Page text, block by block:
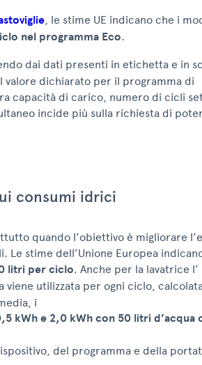
, le stime UE indicano che i
nel programma Eco.
dai dati presenti in etichetta e in
valore dichiarato per il programma di
capacità di carico, numero di cicli
incide più sulla richiesta di
consumi idrici
quando l’obiettivo è migliorare
stime dell’Unione Europea
litri per ciclo. Anche per la lavatrice l’
viene utilizzata per ogni ciclo,
i
kWh e 2,0 kWh con 50 litri d’acqua
del programma e della